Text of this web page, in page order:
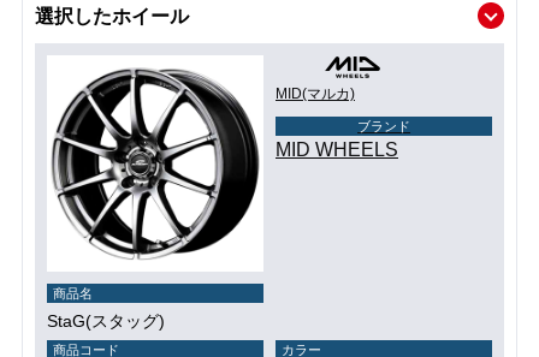
選択したホイール
MID(マルカ)
ブランド
MID WHEELS
商品名
StaG(スタッグ)
商品コード カラー